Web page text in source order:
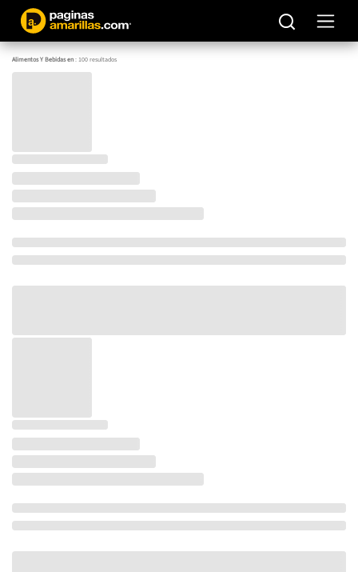
Alimentos Y Bebidas en:100resultados